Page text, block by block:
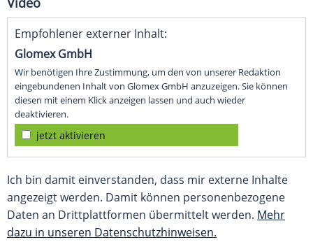
Empfohlener externer Inhalt:
Glomex GmbH
Wir benötigen Ihre Zustimmung, um den von unserer Redaktion
eingebundenen Inhalt von Glomex GmbH anzuzeigen. Sie können
diesen mit einem Klick anzeigen lassen und auch wieder
deaktivieren.
jetzt aktivieren
Ich bin damit einverstanden, dass mir externe Inhalte
angezeigt werden. Damit können personenbezogene
Daten an Drittplattformen übermittelt werden. Mehr
dazu in unseren Datenschutzhinweisen.